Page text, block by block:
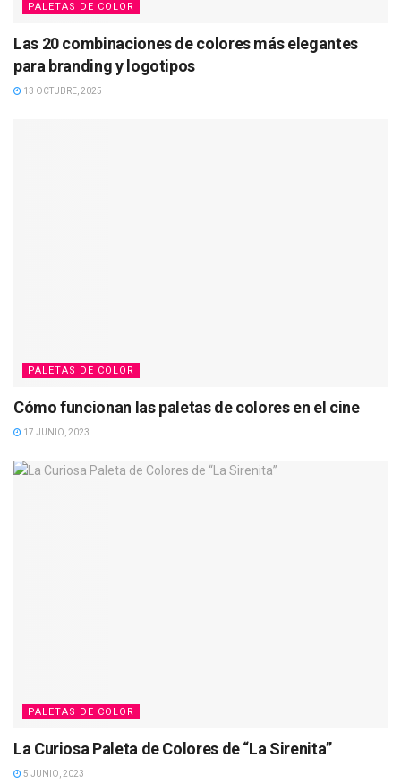
PALETAS DE COLOR
Las 20 combinaciones de colores más elegantes
para branding y logotipos
13 OCTUBRE, 2025
PALETAS DE COLOR
Cómo funcionan las paletas de colores en el cine
17 JUNIO, 2023
PALETAS DE COLOR
La Curiosa Paleta de Colores de “La Sirenita”
5 JUNIO, 2023